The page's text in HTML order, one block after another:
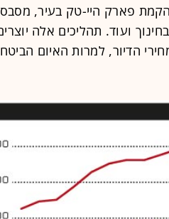
פארק היי-טק בעיר,
ועוד. תהליכים אלה
הדיור, למרות האיום